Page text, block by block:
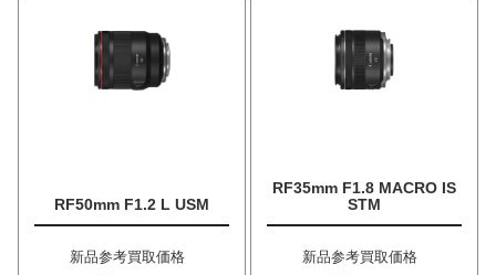
RF50mm F1.2 L USM
新品参考買取価格
RF35mm F1.8 MACRO IS
STM
新品参考買取価格